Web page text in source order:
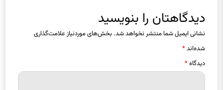
دیدگاهتان را بنویسید
نشانی ایمیل شما منتشر نخواهد شد.
شده‌اند*
دیدگاه